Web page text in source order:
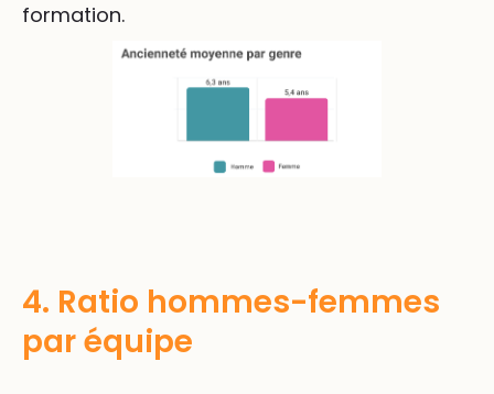
formation.
4. Ratio hommes-femmes
par équipe